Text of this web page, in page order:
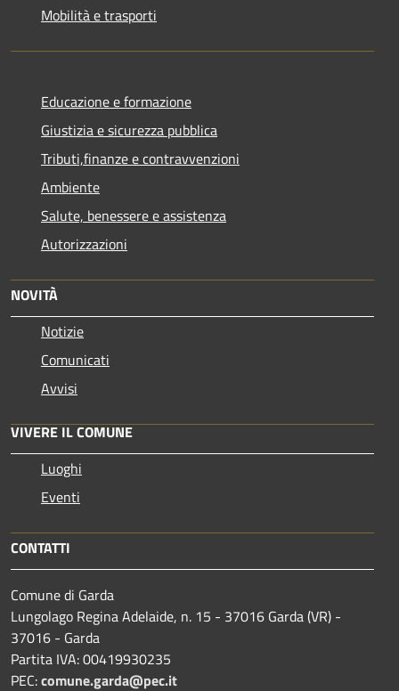
Mobilità e trasporti
Educazione e formazione
Giustizia e sicurezza pubblica
Tributi,finanze e contravvenzioni
Ambiente
Salute, benessere e assistenza
Autorizzazioni
NOVITÀ
Notizie
Comunicati
Avvisi
VIVERE IL COMUNE
Luoghi
Eventi
CONTATTI
Comune di Garda
Lungolago Regina Adelaide, n. 15 - 37016 Garda (VR) -
37016 - Garda
Partita IVA: 00419930235
PEC:comune.garda@pec.it